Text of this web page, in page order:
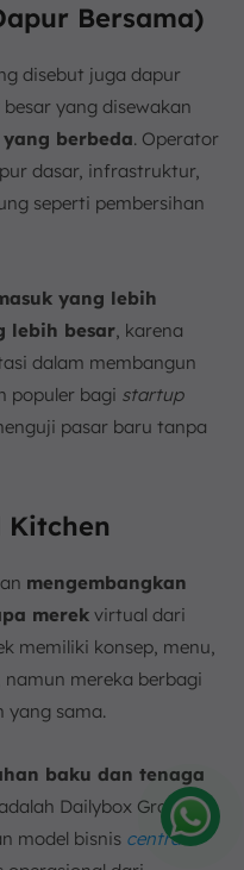
Bersama)
disebut juga dapur
yang disewakan
berbeda. Operator
dasar, infrastruktur,
seperti pembersihan
yang lebih
lebih besar, karena
dalam membangun
populer bagi startup
pasar baru tanpa
Kitchen
mengembangkan
merek virtual dari
memiliki konsep, menu,
mereka berbagi
yang sama.
baku dan tenaga
Dailybox Group
model bisnis central